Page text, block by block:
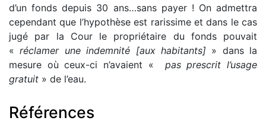
d’un fonds depuis 30 ans…sans payer ! On admettra
cependant que l’hypothèse est rarissime et dans le cas
jugé par la Cour le propriétaire du fonds pouvait
«réclamer une indemnité [aux habitants] » dans la
mesure où ceux-ci n’avaient « pas prescrit l’usage
gratuit » de l’eau.
Références